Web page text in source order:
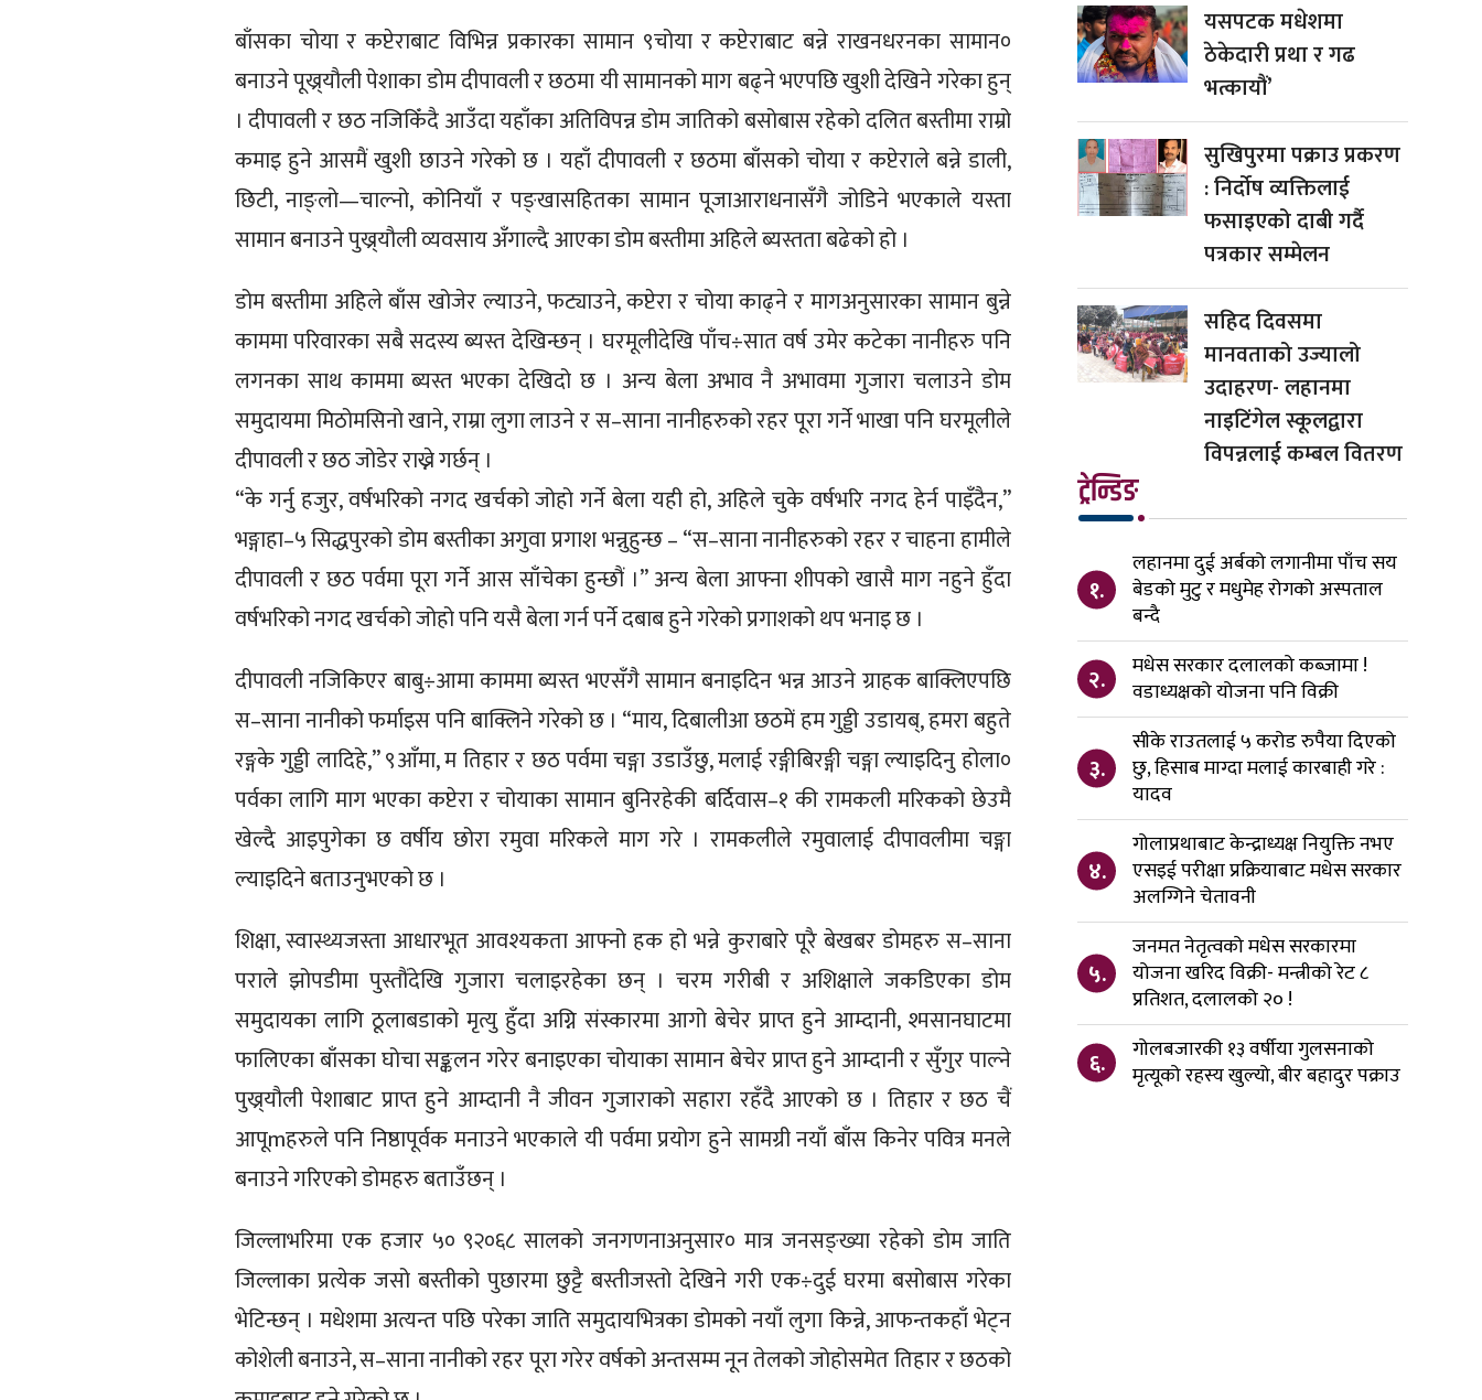
बाँसका चोया र कप्टेराबाट विभिन्न प्रकारका सामान ९चोया र कप्टेराबाट बन्ने राखनधरनका सामान०
बनाउने पूख्र्यौली पेशाका डोम दीपावली र छठमा यी सामानको माग बढ्ने भएपछि खुशी देखिने गरेका हुन्
। दीपावली र छठ नजिकिँदै आउँदा यहाँका अतिविपन्न डोम जातिको बसोबास रहेको दलित बस्तीमा राम्रो
कमाइ हुने आसमैं खुशी छाउने गरेको छ । यहाँ दीपावली र छठमा बाँसको चोया र कप्टेराले बन्ने डाली,
छिटी, नाङ्लो—चाल्नो, कोनियाँ र पङ्खासहितका सामान पूजाआराधनासँगै जोडिने भएकाले यस्ता
सामान बनाउने पुख्र्यौली व्यवसाय अँगाल्दै आएका डोम बस्तीमा अहिले ब्यस्तता बढेको हो ।
डोम बस्तीमा अहिले बाँस खोजेर ल्याउने, फट्याउने, कप्टेरा र चोया काढ्ने र मागअनुसारका सामान बुन्ने
काममा परिवारका सबै सदस्य ब्यस्त देखिन्छन् । घरमूलीदेखि पाँच÷सात वर्ष उमेर कटेका नानीहरु पनि
लगनका साथ काममा ब्यस्त भएका देखिदो छ । अन्य बेला अभाव नै अभावमा गुजारा चलाउने डोम
समुदायमा मिठोमसिनो खाने, राम्रा लुगा लाउने र स–साना नानीहरुको रहर पूरा गर्ने भाखा पनि घरमूलीले
दीपावली र छठ जोडेर राख्ने गर्छन् ।
“के गर्नु हजुर, वर्षभरिको नगद खर्चको जोहो गर्ने बेला यही हो, अहिले चुके वर्षभरि नगद हेर्न पाइँदैन,”
भङ्गाहा–५ सिद्धपुरको डोम बस्तीका अगुवा प्रगाश भन्नुहुन्छ – “स–साना नानीहरुको रहर र चाहना हामीले
दीपावली र छठ पर्वमा पूरा गर्ने आस साँचेका हुन्छौं ।” अन्य बेला आफ्ना शीपको खासै माग नहुने हुँदा
वर्षभरिको नगद खर्चको जोहो पनि यसै बेला गर्न पर्ने दबाब हुने गरेको प्रगाशको थप भनाइ छ ।
दीपावली नजिकिएर बाबु÷आमा काममा ब्यस्त भएसँगै सामान बनाइदिन भन्न आउने ग्राहक बाक्लिएपछि
स–साना नानीको फर्माइस पनि बाक्लिने गरेको छ । “माय, दिबालीआ छठमें हम गुड्डी उडायब्, हमरा बहुते
रङ्गके गुड्डी लादिहे,” ९आँमा, म तिहार र छठ पर्वमा चङ्गा उडाउँछु, मलाई रङ्गीबिरङ्गी चङ्गा ल्याइदिनु होला०
पर्वका लागि माग भएका कप्टेरा र चोयाका सामान बुनिरहेकी बर्दिवास–१ की रामकली मरिकको छेउमै
खेल्दै आइपुगेका छ वर्षीय छोरा रमुवा मरिकले माग गरे । रामकलीले रमुवालाई दीपावलीमा चङ्गा
ल्याइदिने बताउनुभएको छ ।
शिक्षा, स्वास्थ्यजस्ता आधारभूत आवश्यकता आफ्नो हक हो भन्ने कुराबारे पूरै बेखबर डोमहरु स–साना
पराले झोपडीमा पुस्तौंदेखि गुजारा चलाइरहेका छन् । चरम गरीबी र अशिक्षाले जकडिएका डोम
समुदायका लागि ठूलाबडाको मृत्यु हुँदा अग्नि संस्कारमा आगो बेचेर प्राप्त हुने आम्दानी, श्मसानघाटमा
फालिएका बाँसका घोचा सङ्कलन गरेर बनाइएका चोयाका सामान बेचेर प्राप्त हुने आम्दानी र सुँगुर पाल्ने
पुख्र्यौली पेशाबाट प्राप्त हुने आम्दानी नै जीवन गुजाराको सहारा रहँदै आएको छ । तिहार र छठ चैं
आपूmहरुले पनि निष्ठापूर्वक मनाउने भएकाले यी पर्वमा प्रयोग हुने सामग्री नयाँ बाँस किनेर पवित्र मनले
बनाउने गरिएको डोमहरु बताउँछन् ।
जिल्लाभरिमा एक हजार ५० ९२०६८ सालको जनगणनाअनुसार० मात्र जनसङ्ख्या रहेको डोम जाति
जिल्लाका प्रत्येक जसो बस्तीको पुछारमा छुट्टै बस्तीजस्तो देखिने गरी एक÷दुई घरमा बसोबास गरेका
भेटिन्छन् । मधेशमा अत्यन्त पछि परेका जाति समुदायभित्रका डोमको नयाँ लुगा किन्ने, आफन्तकहाँ भेट्न
कोशेली बनाउने, स–साना नानीको रहर पूरा गरेर वर्षको अन्तसम्म नून तेलको जोहोसमेत तिहार र छठको
यसपटक मधेशमा
ठेकेदारी प्रथा र गढ
भत्कायौं’
सुखिपुरमा पक्राउ प्रकरण
: निर्दोष व्यक्तिलाई
फसाइएको दाबी गर्दै
पत्रकार सम्मेलन
सहिद दिवसमा
मानवताको उज्यालो
उदाहरण- लहानमा
नाइटिंगेल स्कूलद्वारा
विपन्नलाई कम्बल वितरण
ट्रेन्डिङ
१.
लहानमा दुई अर्बको लगानीमा पाँच सय
बेडको मुटु र मधुमेह रोगको अस्पताल
बन्दै
२.
मधेस सरकार दलालको कब्जामा !
वडाध्यक्षको योजना पनि विक्री
३.
सीके राउतलाई ५ करोड रुपैया दिएको
छु, हिसाब माग्दा मलाई कारबाही गरे :
यादव
४.
गोलाप्रथाबाट केन्द्राध्यक्ष नियुक्ति नभए
एसइई परीक्षा प्रक्रियाबाट मधेस सरकार
अलग्गिने चेतावनी
५.
जनमत नेतृत्वको मधेस सरकारमा
योजना खरिद विक्री- मन्त्रीको रेट ८
प्रतिशत, दलालको २० !
६.
गोलबजारकी १३ वर्षीया गुलसनाको
मृत्यूको रहस्य खुल्यो, बीर बहादुर पक्राउ